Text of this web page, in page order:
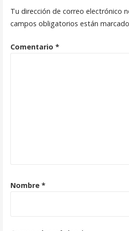
Tu dirección de correo electrónico
campos obligatorios están
Comentario *
Nombre *